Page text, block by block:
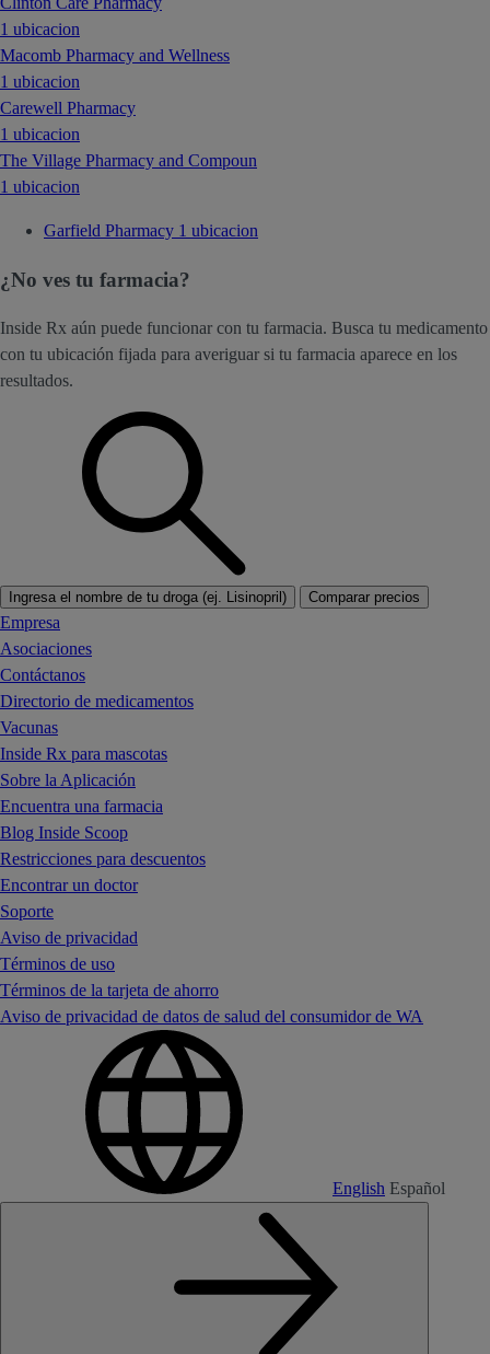
1 ubicacion
Macomb Pharmacy and Wellness
1 ubicacion
Carewell Pharmacy
1 ubicacion
The Village Pharmacy and Compoun
1 ubicacion
Garfield Pharmacy 1 ubicacion
¿No ves tu farmacia?
Inside Rx aún puede funcionar con tu farmacia. Busca tu medicamento
con tu ubicación fijada para averiguar si tu farmacia aparece en los
resultados.
Ingresa el nombre de tu droga (ej. Lisinopril) Comparar precios
Empresa
Asociaciones
Contáctanos
Directorio de medicamentos
Vacunas
Inside Rx para mascotas
Sobre la Aplicación
Encuentra una farmacia
Blog Inside Scoop
Restricciones para descuentos
Encontrar un doctor
Soporte
Aviso de privacidad
Términos de uso
Términos de la tarjeta de ahorro
Aviso de privacidad de datos de salud del consumidor de WA
English Español